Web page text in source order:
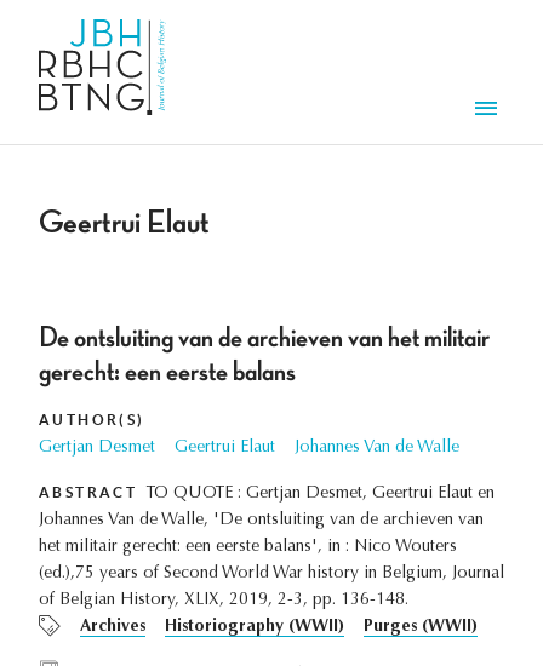
Geertrui Elaut
De ontsluiting van de archieven van het militair
gerecht: een eerste balans
AUTHOR(S)
Gertjan Desmet Geertrui Elaut Johannes Van de Walle
ABSTRACT
TO QUOTE : Gertjan Desmet, Geertrui Elaut en
Johannes Van de Walle, 'De ontsluiting van de archieven van
het militair gerecht: een eerste balans', in : Nico Wouters
(ed.),75 years of Second World War history in Belgium, Journal
of Belgian History, XLIX, 2019, 2-3, pp. 136-148.
Archives
Historiography (WWII) Purges (WWII)